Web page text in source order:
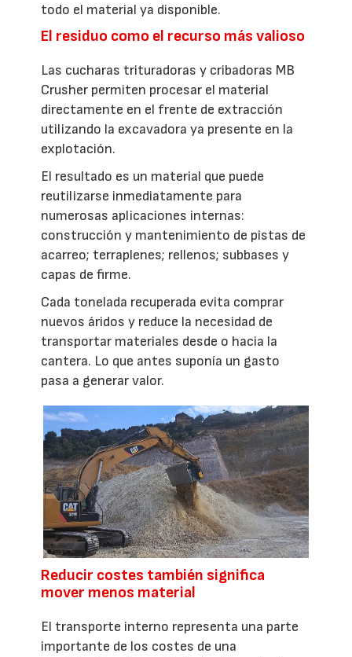
todo el material ya disponible.
El residuo como el recurso más valioso
Las cucharas trituradoras y cribadoras MB
Crusher permiten procesar el material
directamente en el frente de extracción
utilizando la excavadora ya presente en la
explotación.
El resultado es un material que puede
reutilizarse inmediatamente para
numerosas aplicaciones internas:
construcción y mantenimiento de pistas de
acarreo; terraplenes; rellenos; subbases y
capas de firme.
Cada tonelada recuperada evita comprar
nuevos áridos y reduce la necesidad de
transportar materiales desde o hacia la
cantera. Lo que antes suponía un gasto
pasa a generar valor.
Reducir costes también significa
mover menos material
El transporte interno representa una parte
importante de los costes de una